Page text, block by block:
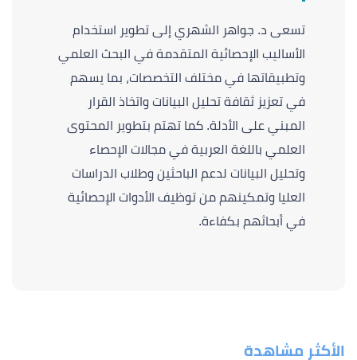
تسعى د. جواهر الشهري إلى تطوير استخدام
الأساليب الإحصائية المتقدمة في البحث العلمي
وتطبيقاتها في مختلف التخصصات، بما يسهم
في تعزيز ثقافة تحليل البيانات واتخاذ القرار
المبني على الأدلة. كما تهتم بتطوير المحتوى
العلمي باللغة العربية في مجالات الإحصاء
وتحليل البيانات لدعم الباحثين وطلاب الدراسات
العليا وتمكينهم من توظيف الأدوات الإحصائية
في أبحاثهم بكفاءة.
الأكثر مشاهدة